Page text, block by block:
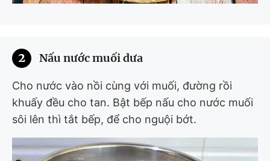
2 Nấu nước muối dưa
Cho nước vào nồi cùng với muối, đường rồi
khuấy đều cho tan. Bật bếp nấu cho nước muối
sôi lên thì tắt bếp, để cho nguội bớt.